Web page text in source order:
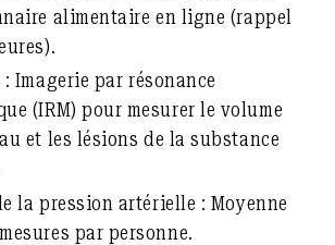
alimentaire en ligne (rappel
Imagerie par résonance
(IRM) pour mesurer le volume
et les lésions de la substance
la pression artérielle : Moyenne
par personne.